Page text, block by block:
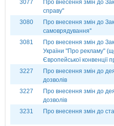
3077
Про внесення змін до
справу''
3080
Про внесення змін до
самоврядування''
3081
Про внесення змін до
України "Про рекламу"
Європейської конвенції
3227
Про внесення змін до
дозволів
3227
Про внесення змін до
дозволів
3231
Про внесення змін до